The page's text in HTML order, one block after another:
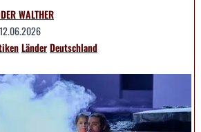
WALTHER
12.06.2026
LänderDeutschland